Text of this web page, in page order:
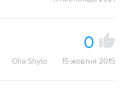
0
Olia Shylo 15 жовтня 2015